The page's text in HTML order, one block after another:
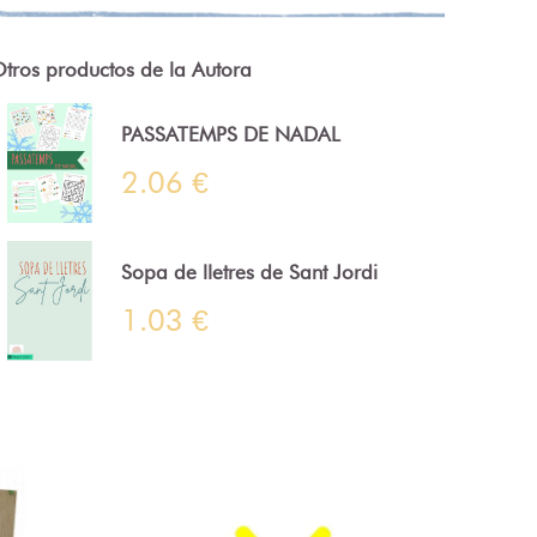
productos de la Autora
PASSATEMPS DE NADAL
2.06 €
Sopa de lletres de Sant Jordi
1.03 €